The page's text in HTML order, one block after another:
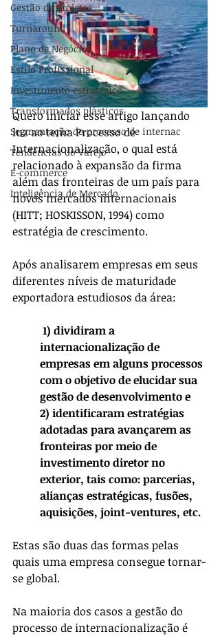
Gestão de Projetos
Turnaround
Plano de Negócio
Estilo Profissional
Investimento estratégico
Transformados plásticos
Segmentação do processo de internac
Tendências do Varejo
E-commerce
Inteligência de Mercado
Quero iniciar esse artigo lançando
luz ao tema Processo de
Internacionalização, o qual está
relacionado à expansão da firma
além das fronteiras de um país para
novos mercados internacionais
(HITT; HOSKISSON, 1994) como
estratégia de crescimento.
Após analisarem empresas em seus
diferentes níveis de maturidade
exportadora estudiosos da área:
1) dividiram a
internacionalização de
empresas em alguns processos
com o objetivo de elucidar sua
gestão de desenvolvimento e
2) identificaram estratégias
adotadas para avançarem as
fronteiras por meio de
investimento diretor no
exterior, tais como: parcerias,
alianças estratégicas, fusões,
aquisições, joint-ventures, etc.
Estas são duas das formas pelas
quais uma empresa consegue tornar-
se global.
Na maioria dos casos a gestão do
processo de internacionalização é